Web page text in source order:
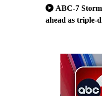
ABC-7
ahead as triple-